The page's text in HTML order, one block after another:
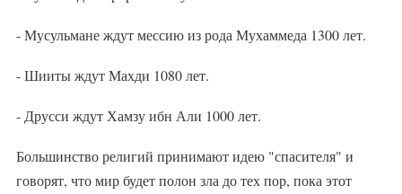
- Мусульмане ждут мессию из рода Мухаммеда 1300 лет.
- Шииты ждут Махди 1080 лет.
- Друсси ждут Хамзу ибн Али 1000 лет.
Большинство религий принимают идею "спасителя" и
говорят, что мир будет полон зла до тех пор, пока этот